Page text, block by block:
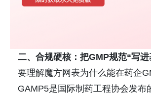
二、合规硬核：把GMP规范“写进
要理解魔方网表为什么能在药企
GAMP5是国际制药工程协会发